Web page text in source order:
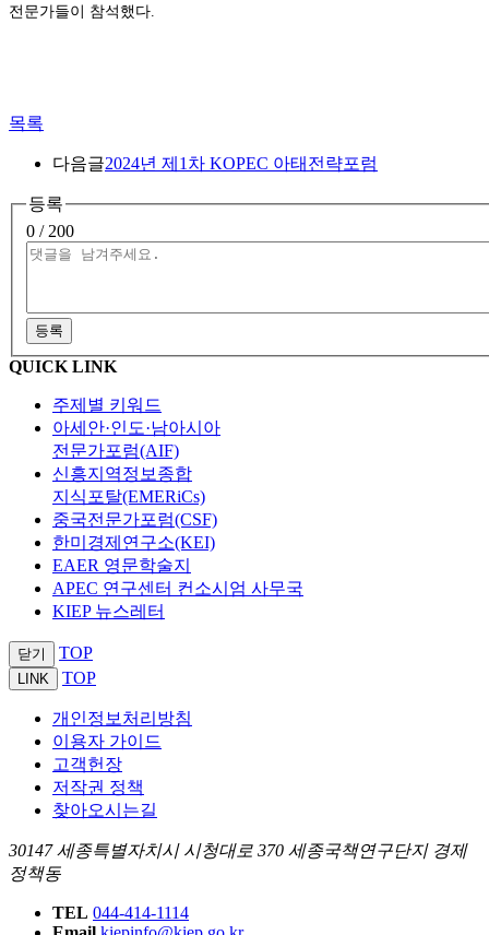
전문가들이 참석했다
목록
다음글2024년 제1차 KOPEC 아태전략포럼
등록
0 / 200
등록
QUICK LINK
주제별 키워드
아세안·인도·남아시아
전문가포럼(AIF)
신흥지역정보종합
지식포탈(EMERiCs)
중국전문가포럼(CSF)
한미경제연구소(KEI)
EAER 영문학술지
APEC 연구센터 컨소시엄 사무국
KIEP 뉴스레터
닫기 TOP
LINK TOP
개인정보처리방침
이용자 가이드
고객헌장
저작권 정책
찾아오시는길
30147 세종특별자치시 시청대로 370 세종국책연구단지 경제
정책동
TEL 044-414-1114